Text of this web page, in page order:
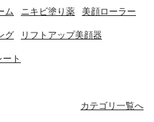
ム ニキビ塗り薬 美顔ローラー
グ リフトアップ美顔器
ト
カテゴリ一覧へ